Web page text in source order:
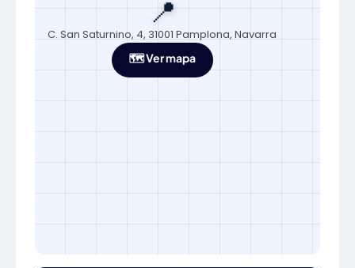
📍
C. San Saturnino, 4, 31001 Pamplona, Navarra
🗺️ Ver mapa